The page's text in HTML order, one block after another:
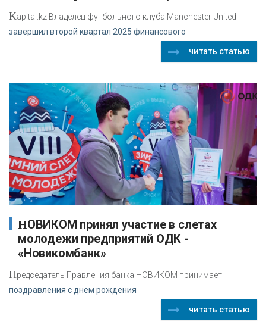
Kapital.kz Владелец футбольного клуба Manchester United
завершил второй квартал 2025 финансового
читать статью
НОВИКОМ принял участие в слетах
молодежи предприятий ОДК -
«Новикомбанк»
Председатель Правления банка НОВИКОМ принимает
поздравления с днем рождения
читать статью